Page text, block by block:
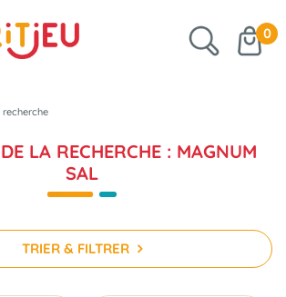
0
LA RECHERCHE : MAGNUM
SAL
TRIER & FILTRER